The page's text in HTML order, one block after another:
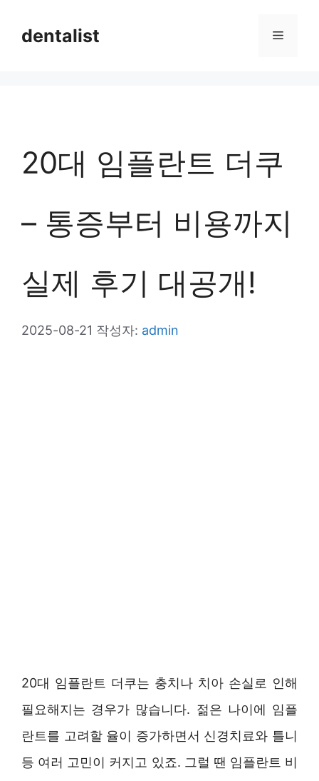
dentalist 메
20대 임플란트 더쿠
– 통증부터 비용까지
실제 후기 대공개!
2025-08-21 작성자: admin
20대 임플란트 더쿠는 충치나 치아 손실로 인해
필요해지는 경우가 많습니다. 젊은 나이에 임플
란트를 고려할 율이 증가하면서 신경치료와 틀니
등 여러 고민이 커지고 있죠. 그럴 땐 임플란트 비